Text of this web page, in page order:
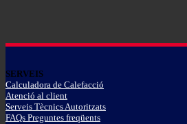
SERVEIS
Calculadora de Calefacció
Atenció al client
Serveis Tècnics Autoritzats
FAQs Preguntes freqüents